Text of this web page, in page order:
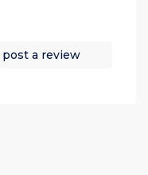
a review